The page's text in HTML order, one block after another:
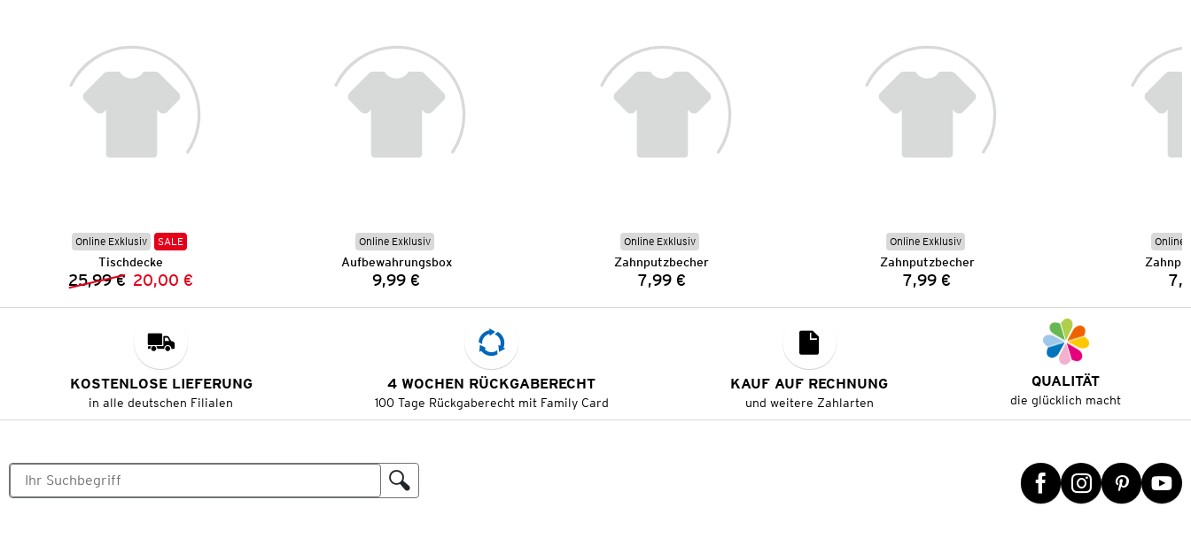
Online Exklusiv SALE
Tischdecke
Vorheriger Preis:
25,99 € Neuer Preis:
20,00 €
Online Exklusiv
Aufbewahrungsbox
Preis:
9,99 €
Online Exklusiv
Zahnputzbecher
Preis:
7,99 €
Online Exklusiv
Zahnputzbecher
Preis:
7,99 €
Online
KOSTENLOSE LIEFERUNG
in alle deutschen Filialen
4 WOCHEN RÜCKGABERECHT
100 Tage Rückgaberecht mit Family Card
KAUF AUF RECHNUNG
und weitere Zahlarten
QUALITÄT
die glücklich macht